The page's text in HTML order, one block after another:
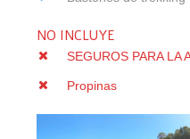
NO INCLUYE
SEGUROS PARA LA
Propinas